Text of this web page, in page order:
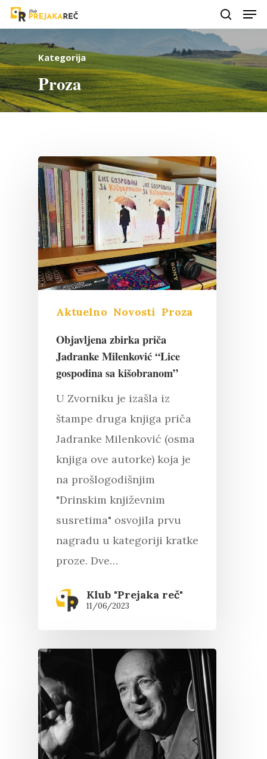
Kategorija
Proza
Aktuelno Novosti Proza
Objavljena zbirka priča
Jadranke Milenković “Lice
gospodina sa kišobranom”
U Zvorniku je izašla iz
štampe druga knjiga priča
Jadranke Milenković (osma
knjiga ove autorke) koja je
na prošlogodišnjim
"Drinskim književnim
susretima" osvojila prvu
nagradu u kategoriji kratke
proze. Dve…
Klub "Prejaka reč"
11/06/2023